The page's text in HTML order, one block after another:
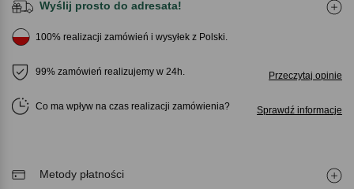
Wyślij prosto do adresata!
100% realizacji zamówień i wysyłek z Polski.
99% zamówień realizujemy w 24h. Przeczytaj opinie
Co ma wpływ na czas realizacji zamówienia Sprawdź informacje
Metody płatności